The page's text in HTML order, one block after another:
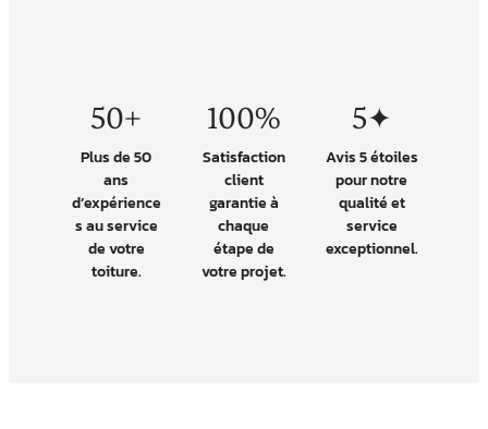
50+
Plus de 50
ans
d’expérience
s au service
de votre
toiture.
100%
Satisfaction
client
garantie à
chaque
étape de
votre projet.
5✦
Avis 5 étoiles
pour notre
qualité et
service
exceptionnel.